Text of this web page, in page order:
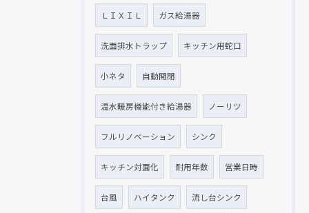
ＬＩＸＩＬ ガス給湯器
洗面排水トラップ キッチン用蛇口
小ネタ 自動開閉
温水暖房機能付き給湯器 ノーリツ
フルリノベーション シンク
キッチン対面化 耐用年数 営業日時
台風 ハイタンク 流し台シンク